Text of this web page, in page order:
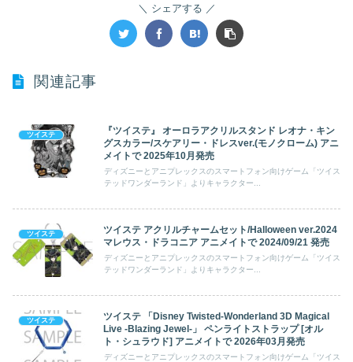
シェアする
関連記事
ツイステ
『ツイステ』 オーロラアクリルスタンド レオナ・キン
グスカラー/スケアリー・ドレスver.(モノクローム) アニ
メイトで 2025年10月発売
ディズニーとアニプレックスのスマートフォン向けゲーム「ツイス
テッドワンダーランド」よりキャラクター...
ツイステ
ツイステ アクリルチャームセット/Halloween ver.2024
マレウス・ドラコニア アニメイトで 2024/09/21 発売
ディズニーとアニプレックスのスマートフォン向けゲーム「ツイス
テッドワンダーランド」よりキャラクター...
ツイステ
ツイステ 「Disney Twisted-Wonderland 3D Magical
Live -Blazing Jewel-」 ペンライトストラップ [オル
ト・シュラウド] アニメイトで 2026年03月発売
ディズニーとアニプレックスのスマートフォン向けゲーム「ツイス